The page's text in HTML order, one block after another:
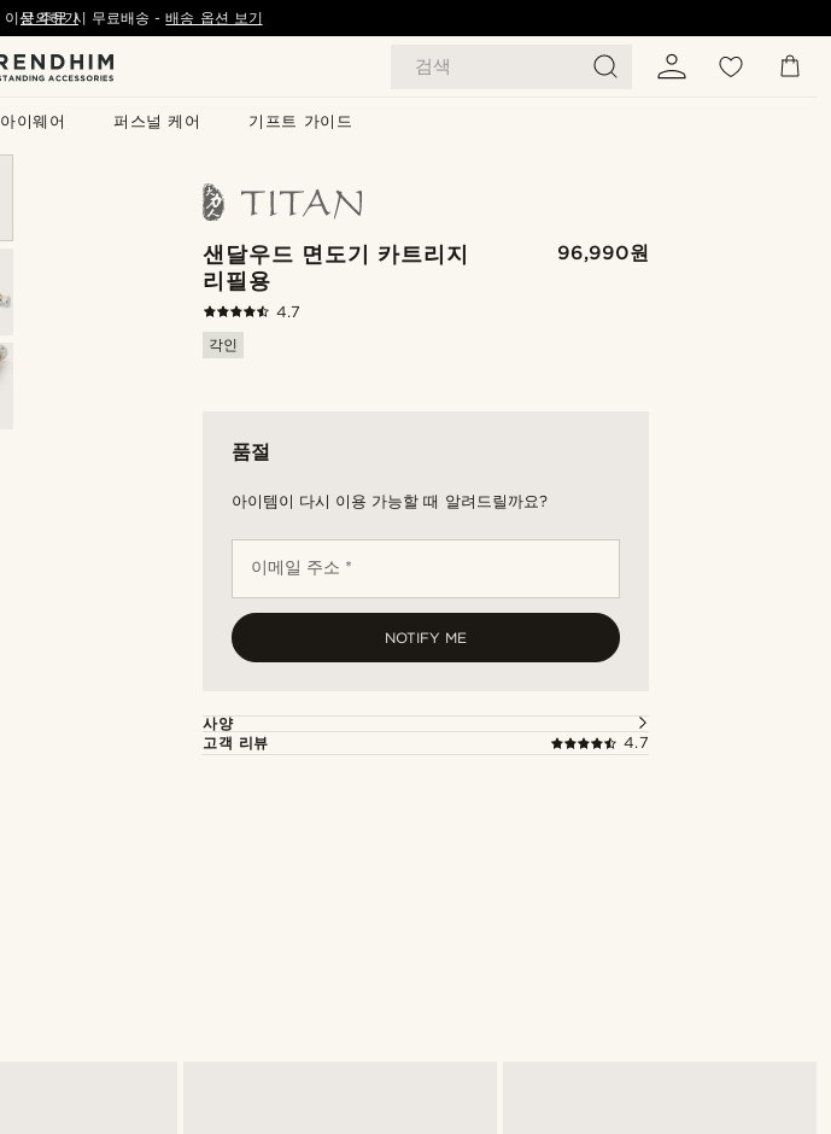
검색
아이웨어 퍼스널 케어 기프트 가이드
이상 주문 시 무료배송- 배송 옵션 보기
문의하기
샌달우드 면도기 카트리지
리필용
96,990원
4.7
각인
품절
아이템이 다시 이용 가능할 때 알려드릴까요?
이메일 주소 *
NOTIFY ME
사양
고객 리뷰
4.7